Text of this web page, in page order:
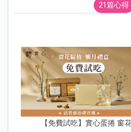
21篇心得
【免費試吃】實心蛋捲 窗